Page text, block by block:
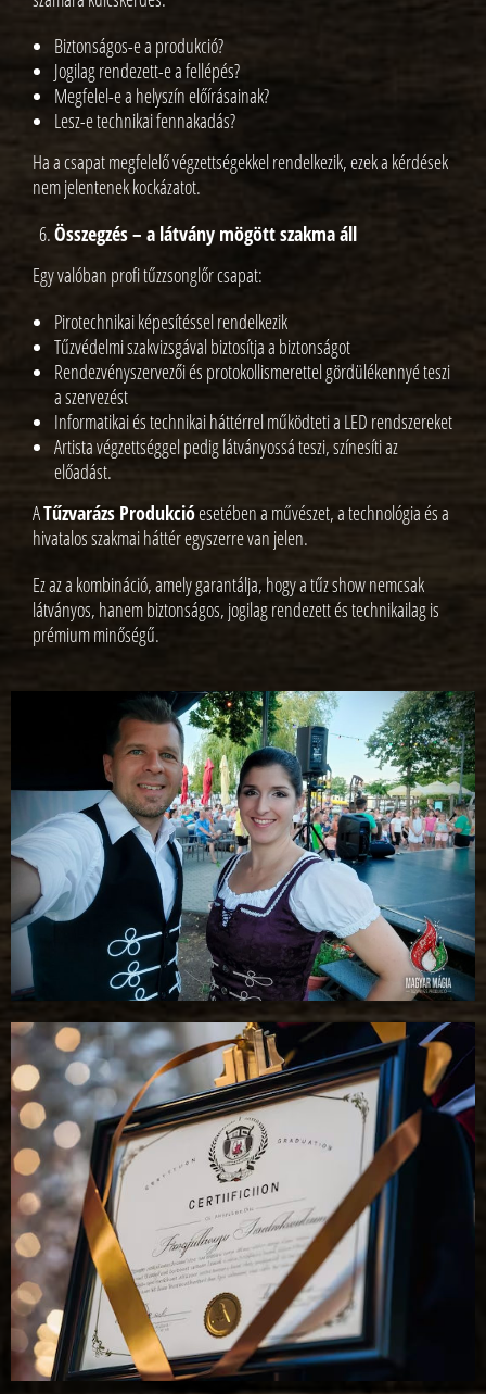
Biztonságos-e a produkció?
Jogilag rendezett-e a fellépés?
Megfelel-e a helyszín előírásainak?
Lesz-e technikai fennakadás?
Ha a csapat megfelelő végzettségekkel rendelkezik, ezek a kérdések
nem jelentenek kockázatot.
Összegzés – a látvány mögött szakma áll
Egy valóban profi tűzzsonglőr csapat:
Pirotechnikai képesítéssel rendelkezik
Tűzvédelmi szakvizsgával biztosítja a biztonságot
Rendezvényszervezői és protokollismerettel gördülékennyé teszi
a szervezést
Informatikai és technikai háttérrel működteti a LED rendszereket
Artista végzettséggel pedig látványossá teszi, színesíti az
előadást.
ATűzvarázs Produkcióesetében a művészet, a technológia és a
hivatalos szakmai háttér egyszerre van jelen.
Ez az a kombináció, amely garantálja, hogy a tűz show nemcsak
látványos, hanem biztonságos, jogilag rendezett és technikailag is
prémium minőségű.